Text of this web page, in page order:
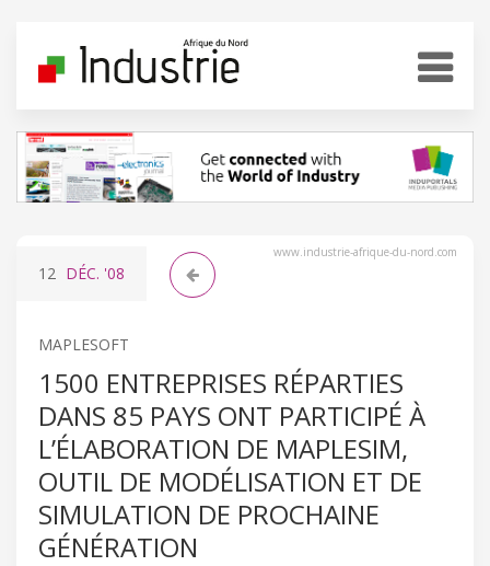
www.industrie-afrique-du-nord.com
12 DÉC. '08
MAPLESOFT
1500 ENTREPRISES RÉPARTIES
DANS 85 PAYS ONT PARTICIPÉ À
L’ÉLABORATION DE MAPLESIM,
OUTIL DE MODÉLISATION ET DE
SIMULATION DE PROCHAINE
GÉNÉRATION